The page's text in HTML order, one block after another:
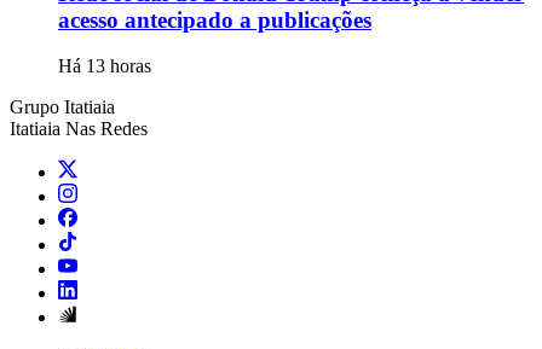
acesso antecipado a publicações
Há 13 horas
Grupo Itatiaia
Itatiaia Nas Redes